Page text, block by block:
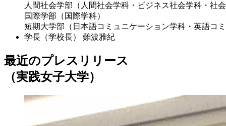
人間社会学部（人間社会学科・ビジネス社会学科・社
国際学部（国際学科）
短期大学部（日本語コミュニケーション学科・英語コ
学長（学校長）
難波雅紀
最近のプレスリリース
（実践女子大学）